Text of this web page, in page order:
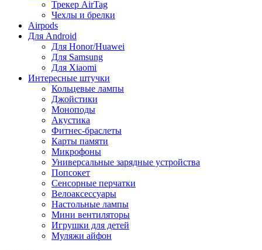
Трекер AirTag
Чехлы и брелки
Airpods
Для Android
Для Honor/Huawei
Для Samsung
Для Xiaomi
Интересные штучки
Кольцевые лампы
Джойстики
Моноподы
Акустика
Фитнес-браслеты
Карты памяти
Микрофоны
Универсальные зарядные устройства
Попсокет
Сенсорные перчатки
Велоаксессуары
Настольные лампы
Мини вентиляторы
Игрушки для детей
Муляжи айфон